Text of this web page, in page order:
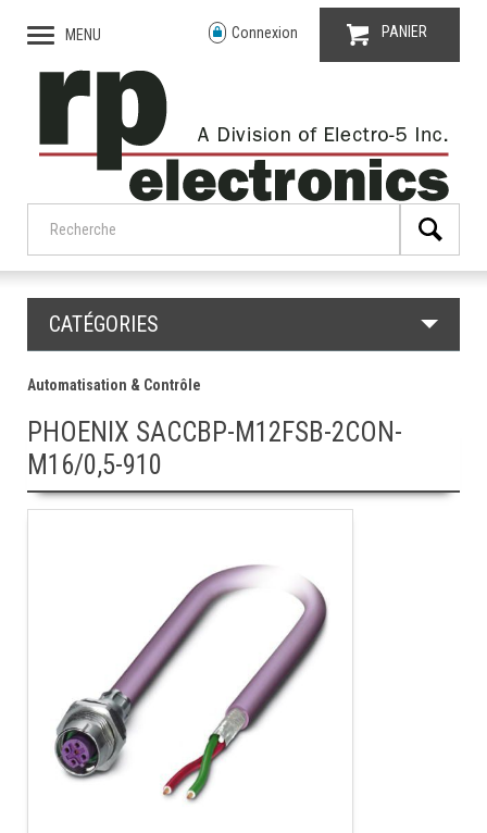
MENU Connexion PANIER
CATÉGORIES
Automatisation & Contrôle
PHOENIX SACCBP-M12FSB-2CON-
M16/0,5-910